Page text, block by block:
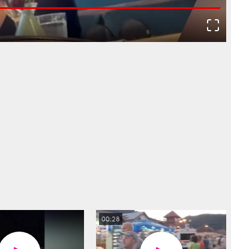
Loaded:
100.00%
Fullscreen
00:28